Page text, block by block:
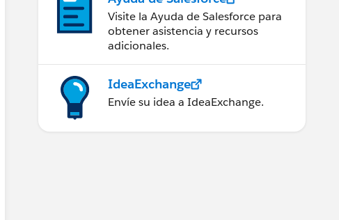
Visite la Ayuda de Salesforce para
obtener asistencia y recursos
adicionales.
IdeaExchange
Envíe su idea a IdeaExchange.